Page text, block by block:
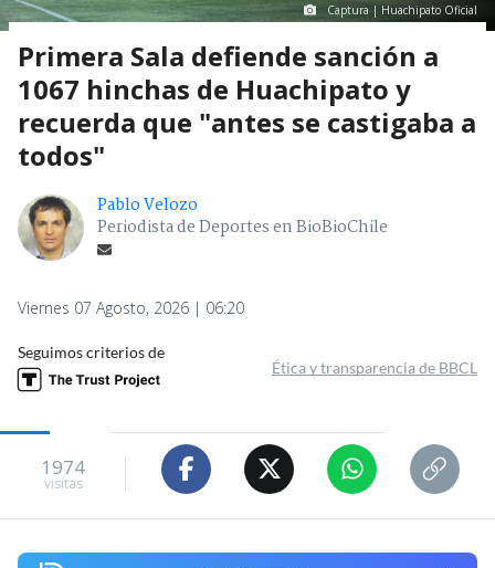
Captura | Huachipato Oficial
Primera Sala defiende sanción a
1067 hinchas de Huachipato y
recuerda que "antes se castigaba a
todos"
Pablo Velozo
Periodista de Deportes en BioBioChile
Viernes 07 Agosto, 2026 | 06:20
Seguimos criterios de
Ética y transparencia de BBCL
1974
visitas